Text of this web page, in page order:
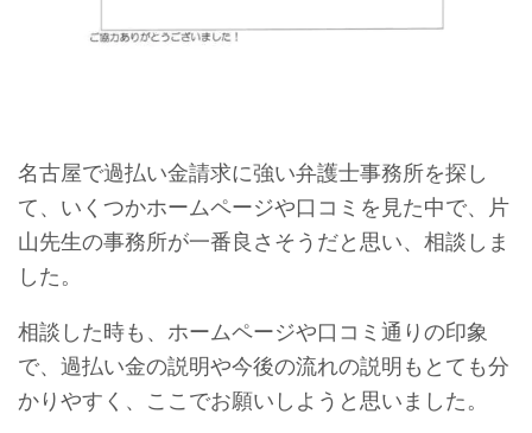
名古屋で過払い金請求に強い弁護士事務所を探し
て、いくつかホームページや口コミを見た中で、片
山先生の事務所が一番良さそうだと思い、相談しま
した。
相談した時も、ホームページや口コミ通りの印象
で、過払い金の説明や今後の流れの説明もとても分
かりやすく、ここでお願いしようと思いました。